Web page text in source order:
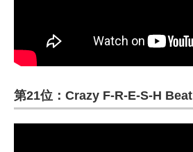
第21位：Crazy F-R-E-S-H Beat